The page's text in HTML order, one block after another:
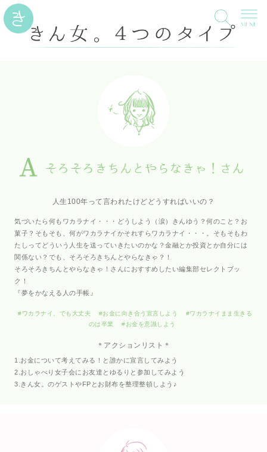
人生100年って言われたけどどうすればいいの？
気づいたら何もワカラナイ・・・どうしよう（涙）きんゆう？何のこと？お
菓子？そもそも、何がワカラナイかそれすらワカラナイ・・・。そもそもわ
たしってどういう人生を送っていきたいのかな？金融とか投資とか自分には
関係ない？でも、そろそろきちんとやらなきゃ？！
そろそろきちんとやらなきゃ！さんにおすすめしたい編集部セレクトブッ
ク！
『夢をかなえる人の手帳』
#ワカラナイ、でも大丈夫 #お金に向き合う宣言しよう
#ワカラナイまま生きる
のは卒業
#お金を意識しよう
＊ アクションリスト ＊
1.お金について考えてみる！と誰かに宣言してみよう
2.おしゃべり女子会にお友達とゆるりと参加してみよう
3.きん女。のゲストやFPとお財布を整理整頓しよう♪